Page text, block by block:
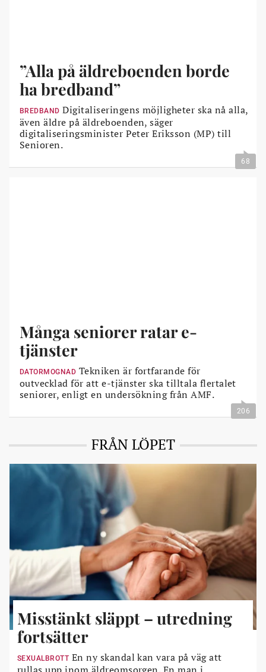
”Alla på äldreboenden borde
ha bredband”
BREDBAND Digitaliseringens möjligheter ska nå alla,
även äldre på äldreboenden, säger
digitaliseringsminister Peter Eriksson (MP) till
Senioren.
68
Många seniorer ratar e-
tjänster
DATORMOGNAD Tekniken är fortfarande för
outvecklad för att e-tjänster ska tilltala flertalet
seniorer, enligt en undersökning från AMF.
206
FRÅN LÖPET
Misstänkt släppt – utredning
fortsätter
SEXUALBROTT En ny skandal kan vara på väg att